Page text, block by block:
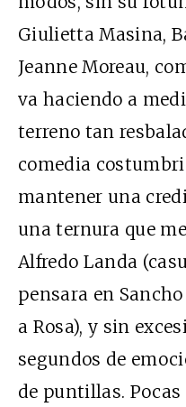
Giulietta Masina,
Jeanne Moreau,
va haciendo a
terreno tan
comedia
mantener una
una ternura que
Alfredo Landa
pensara en
a Rosa), y sin
segundos de
de puntillas.